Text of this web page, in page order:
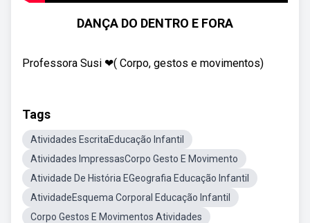
DANÇA DO DENTRO E FORA
Professora Susi ❤( Corpo, gestos e movimentos)
Tags
Atividades EscritaEducação Infantil
Atividades ImpressasCorpo Gesto E Movimento
Atividade De História EGeografia Educação Infantil
AtividadeEsquema Corporal Educação Infantil
Corpo Gestos E Movimentos Atividades